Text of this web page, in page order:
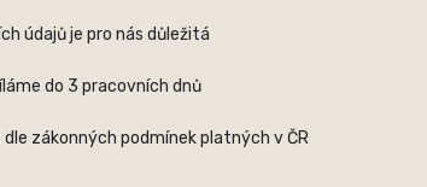
údajů je pro nás důležitá
do 3 pracovních dnů
zákonných podmínek platných v ČR